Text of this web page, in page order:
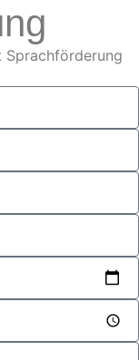
Sprachförderung